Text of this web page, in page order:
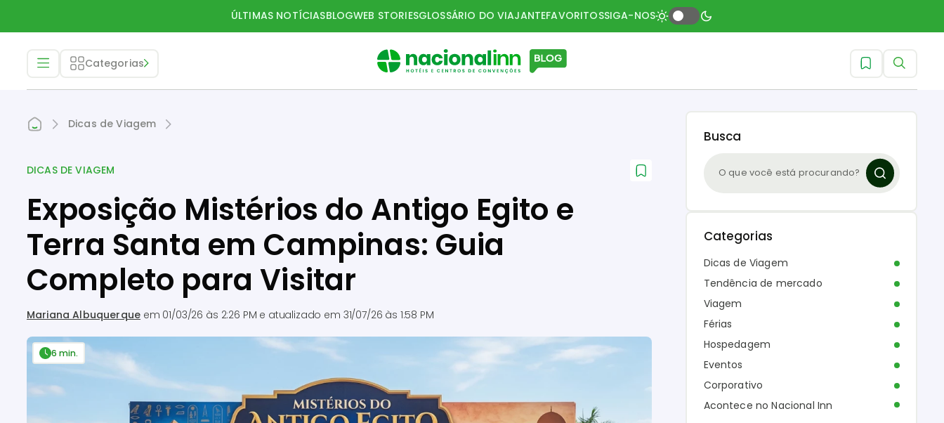
ÚLTIMAS NOTÍCIASBLOGWEB STORIESGLOSSÁRIO DO VIAJANTEFAVORITOSSIGA-NOS
Categorias
Dicas de Viagem
DICAS DE VIAGEM
Exposição Mistérios do Antigo Egito e
Terra Santa em Campinas: Guia
Completo para Visitar
Mariana Albuquerque em 01/03/26 às 2:26 PM e atualizado em 31/07/26 às 1:58 PM
6 min.
Busca
Categorias
Dicas de Viagem
Tendência de mercado
Viagem
Férias
Hospedagem
Eventos
Corporativo
Acontece no Nacional Inn